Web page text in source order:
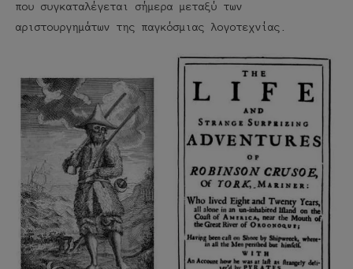
που συγκαταλέγεται σήμερα μεταξύ των
αριστουργημάτων της παγκόσμιας λογοτεχνίας.